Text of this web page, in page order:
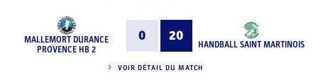
MALLEMORT DURANCE
PROVENCE HB 2
0 20
HANDBALL SAINT MARTINOIS
VOIR DÉTAIL DU MATCH